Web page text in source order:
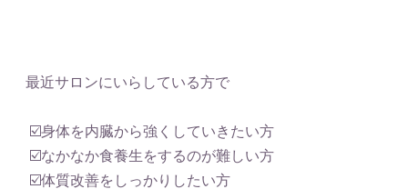
最近サロンにいらしている方で
☑️身体を内臓から強くしていきたい方
☑️なかなか食養生をするのが難しい方
☑️体質改善をしっかりしたい方